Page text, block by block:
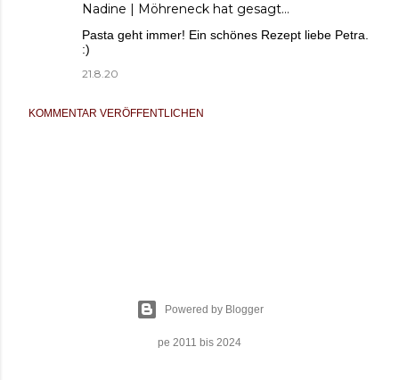
Nadine | Möhreneck hat gesagt…
Pasta geht immer! Ein schönes Rezept liebe Petra.
:)
21.8.20
KOMMENTAR VERÖFFENTLICHEN
Powered by Blogger
pe 2011 bis 2024